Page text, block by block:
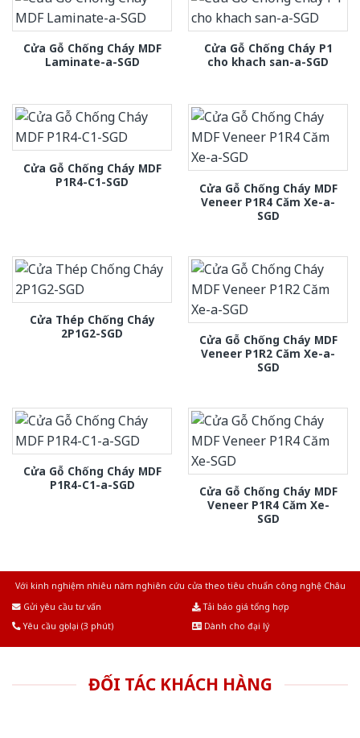
Cửa Gỗ Chống Cháy MDF
Laminate-a-SGD
Cửa Gỗ Chống Cháy P1
cho khach san-a-SGD
Cửa Gỗ Chống Cháy MDF
P1R4-C1-SGD
Cửa Gỗ Chống Cháy MDF
Veneer P1R4 Căm Xe-a-
SGD
Cửa Thép Chống Cháy
2P1G2-SGD
Cửa Gỗ Chống Cháy MDF
Veneer P1R2 Căm Xe-a-
SGD
Cửa Gỗ Chống Cháy MDF
P1R4-C1-a-SGD
Cửa Gỗ Chống Cháy MDF
Veneer P1R4 Căm Xe-
SGD
Với kinh nghiệm nhiêu năm nghiên cứu cửa theo tiêu chuẩn công nghệ Châu
Gửi yêu cầu tư vấn
Tải báo giá tổng hợp
Yêu cầu gọi lại (3 phút)
Dành cho đại lý
ĐỐI TÁC KHÁCH HÀNG